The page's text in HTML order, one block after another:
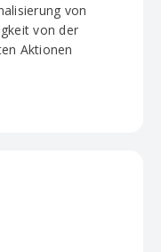
von
von der
Aktionen